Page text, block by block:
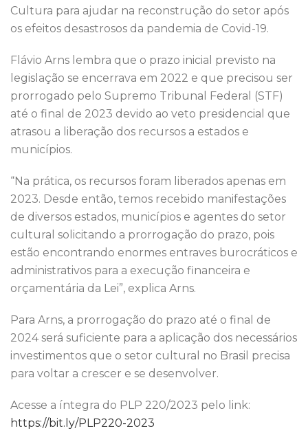
Cultura para ajudar na reconstrução do setor após
os efeitos desastrosos da pandemia de Covid-19.
Flávio Arns lembra que o prazo inicial previsto na
legislação se encerrava em 2022 e que precisou ser
prorrogado pelo Supremo Tribunal Federal (STF)
até o final de 2023 devido ao veto presidencial que
atrasou a liberação dos recursos a estados e
municípios.
“Na prática, os recursos foram liberados apenas em
2023. Desde então, temos recebido manifestações
de diversos estados, municípios e agentes do setor
cultural solicitando a prorrogação do prazo, pois
estão encontrando enormes entraves burocráticos e
administrativos para a execução financeira e
orçamentária da Lei”, explica Arns.
Para Arns, a prorrogação do prazo até o final de
2024 será suficiente para a aplicação dos necessários
investimentos que o setor cultural no Brasil precisa
para voltar a crescer e se desenvolver.
Acesse a íntegra do PLP 220/2023 pelo link:
https://bit.ly/PLP220-2023